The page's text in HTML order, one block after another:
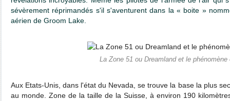
sévèrement réprimandés s'il s'aventurent dans la « boite »
aérien de Groom Lake.
La Zone 51 ou Dreamland et le phénomène
Aux Etats-Unis, dans l'état du Nevada, se trouve la base la plus
au monde. Zone de la taille de la Suisse, à environ 190